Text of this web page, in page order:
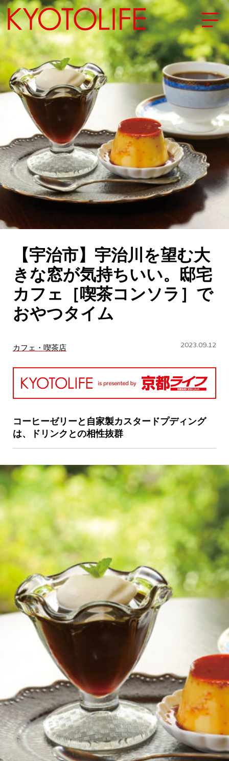
エリアから探す
地図から探す
カテゴリーから探す
SPECIAL
NEW OPEN
SERIES
CULTURE
ABOUT US
Instagram
チケットプレゼント応募
MAIN MENU
SERIES
京都おやつクラブ
私と店のはなし
今月の京みやげ
京都の書店
CULTURE
すべて
関西で開催。
おすすめの展覧会
おすすめの映画
誠光社で選びました。
【宇治市】宇治川を望む大
きな窓が気持ちいい。邸宅
カフェ［喫茶コンソラ］で
おやつタイム
カフェ・喫茶店 2023.09.12
コーヒーゼリーと自家製カスタードプディング
は、ドリンクとの相性抜群